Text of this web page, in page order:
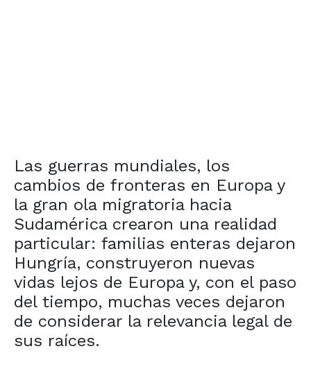
Las guerras mundiales, los
cambios de fronteras en Europa y
la gran ola migratoria hacia
Sudamérica crearon una realidad
particular: familias enteras dejaron
Hungría, construyeron nuevas
vidas lejos de Europa y, con el paso
del tiempo, muchas veces dejaron
de considerar la relevancia legal de
sus raíces.